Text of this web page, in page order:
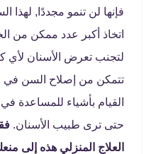
فإنها لن تنمو مجددًا, لهذا
اتخاذ أكبر عدد ممكن من
لتجنب تعرض الأسنان لأي
تتمكن من إصلاح السن في
القيام بأشياء للمساعدة
حتى ترى طبيب الأسنان.
العلاج المنزلي هذه إلى